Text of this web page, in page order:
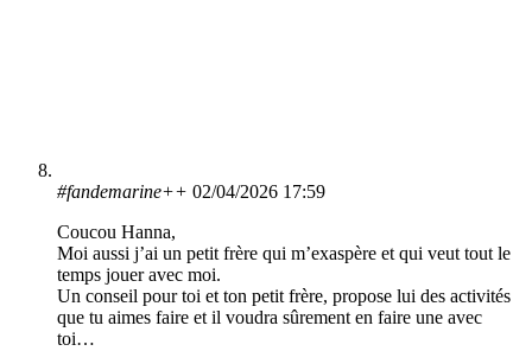
#fandemarine++ 02/04/2026 17:59
Coucou Hanna,
Moi aussi j’ai un petit frère qui m’exaspère et qui veut tout le
temps jouer avec moi.
Un conseil pour toi et ton petit frère, propose lui des activités
que tu aimes faire et il voudra sûrement en faire une avec
toi…